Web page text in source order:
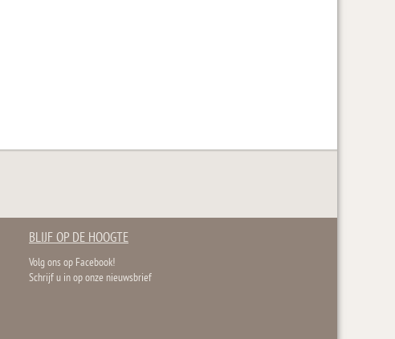
BLIJF OP DE HOOGTE
Volg ons op Facebook!
Schrijf u in op onze nieuwsbrief